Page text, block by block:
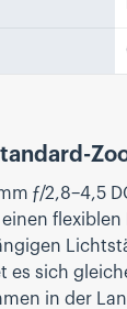
ƒ/2,8–4,5
es sich
in der